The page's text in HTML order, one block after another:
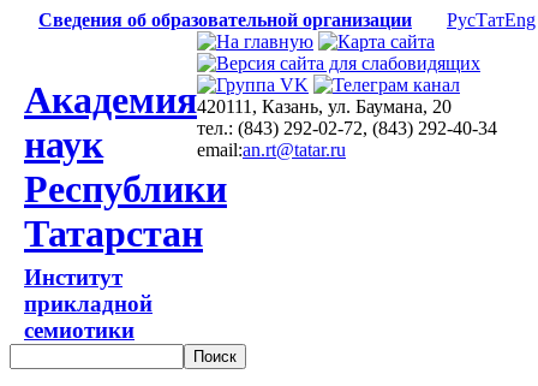
Сведения об образовательной организации РусТатEng
Академия
наук
Республики
Татарстан
Институт
прикладной
семиотики
420111, Казань, ул. Баумана, 20
тел.: (843) 292-02-72, (843) 292-40-34
email:an.rt@tatar.ru